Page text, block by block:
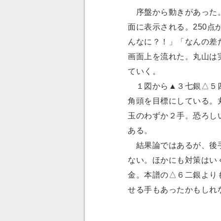
序盤から動きがあった
面に表示される。250点
んなに？！」「なんの
画面上を流れた。丸山は
ていく。
１図から▲３七銀△５
角頭を目標にしている
玉のわずか２手。恐ろ
ある。
結果論ではあるが、後
ない。ほかにも対策は
金。本譜の△６二銀より
せる手もあったかもしれ